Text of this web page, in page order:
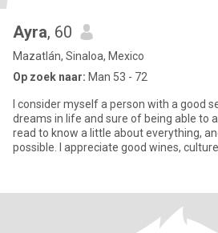
Ayra, 60
Mazatlán, Sinaloa, Mexico
Op zoek naar: Man 53 - 72
I consider myself a person with a good
dreams in life and sure of being able to
read to know a little about everything,
possible. I appreciate good wines,